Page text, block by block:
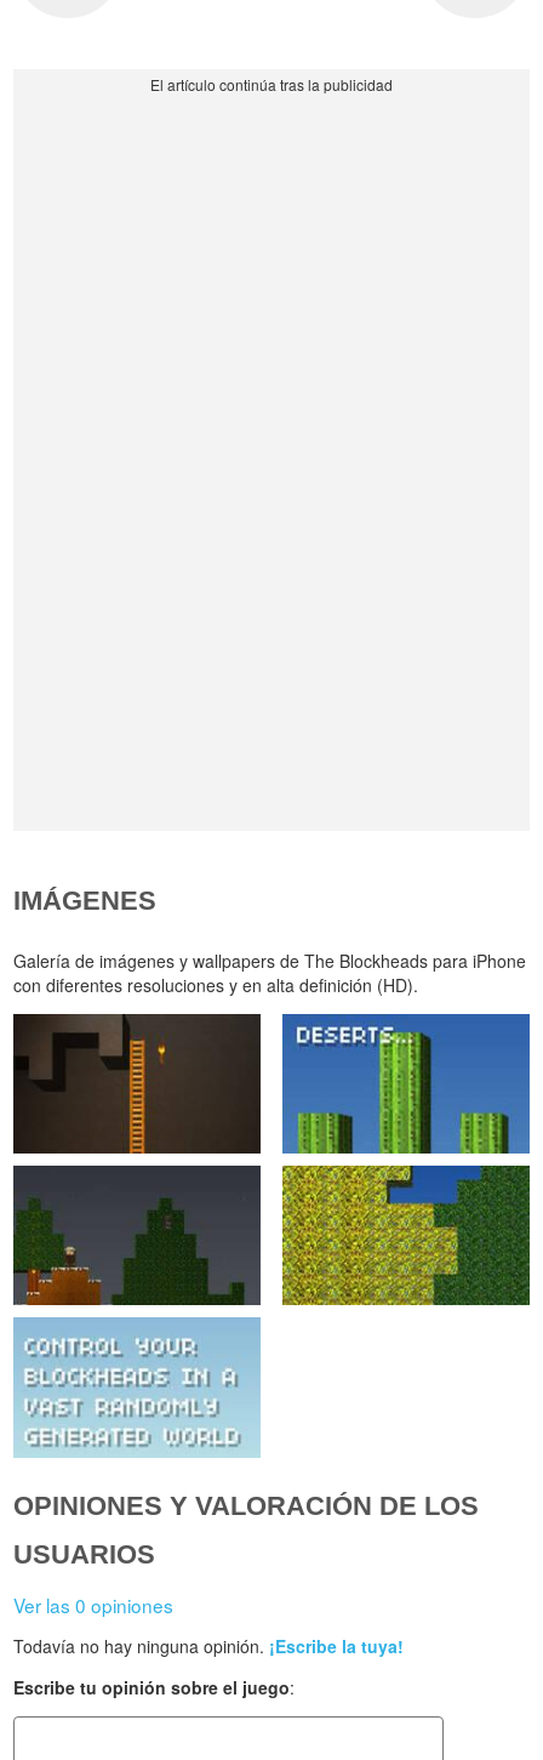
IMÁGENES
Galería de imágenes y wallpapers de The Blockheads para iPhone
con diferentes resoluciones y en alta definición (HD).
OPINIONES Y VALORACIÓN DE LOS
USUARIOS
Ver las 0 opiniones
Todavía no hay ninguna opinión. ¡Escribe la tuya!
Escribe tu opinión sobre el juego: